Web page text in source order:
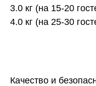
3.0 кг (на 15-20
4.0 кг (на 25-30
Качество и